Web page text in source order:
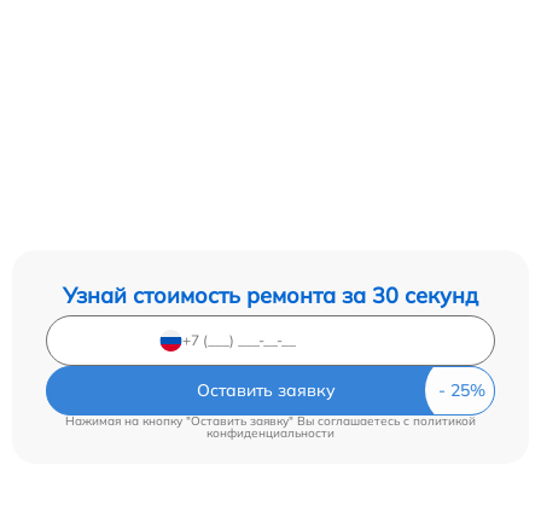
Узнай стоимость ремонта за 30 секунд
Оставить заявку
Нажимая на кнопку "Оставить заявку" Вы соглашаетесь cполитикой
конфиденциальности